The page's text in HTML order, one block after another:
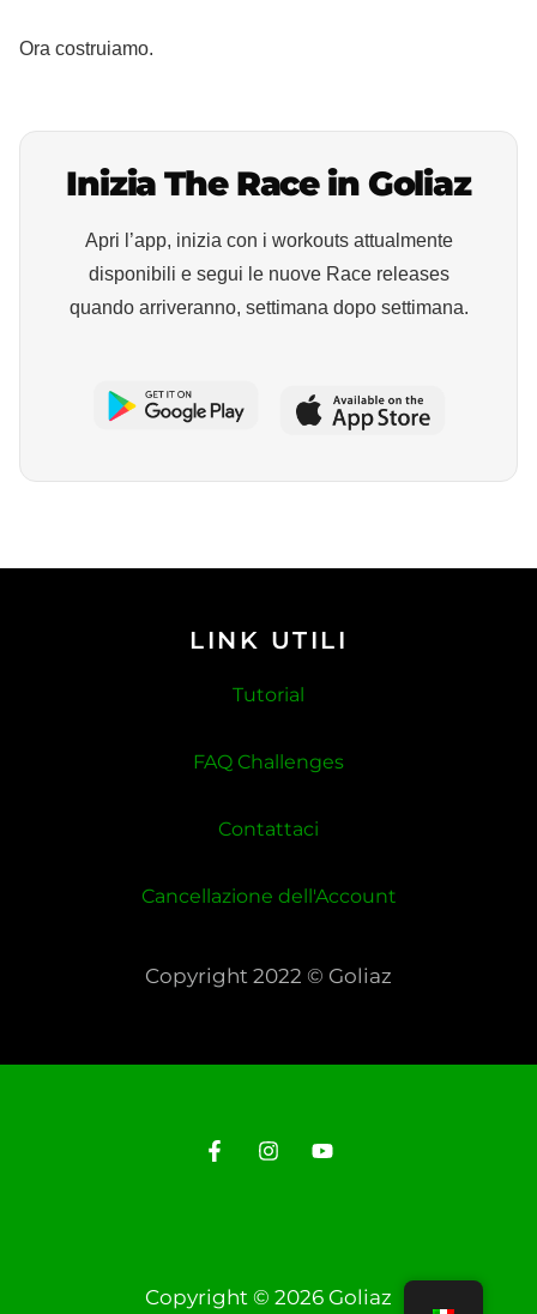
Ora costruiamo.
Inizia The Race in Goliaz
Apri l’app, inizia con i workouts attualmente
disponibili e segui le nuove Race releases
quando arriveranno, settimana dopo settimana.
LINK UTILI
Tutorial
FAQ Challenges
Contattaci
Cancellazione dell'Account
Copyright 2022 © Goliaz
Copyright © 2026 Goliaz